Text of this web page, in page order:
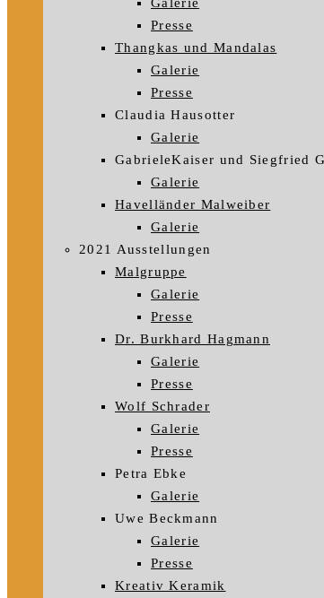
Presse
Thangkas und Mandalas
Galerie
Presse
Claudia Hausotter
Galerie
GabrieleKaiser und Siegfried
Galerie
Havelländer Malweiber
Galerie
2021 Ausstellungen
Malgruppe
Galerie
Presse
Dr. Burkhard Hagmann
Galerie
Presse
Wolf Schrader
Galerie
Presse
Petra Ebke
Galerie
Uwe Beckmann
Galerie
Presse
Kreativ Keramik